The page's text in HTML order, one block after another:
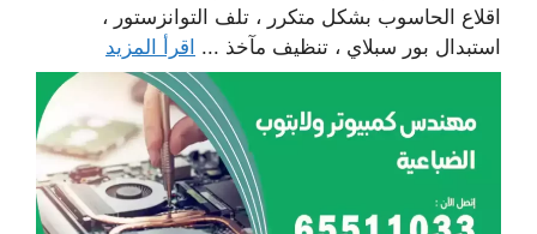
اقلاع الحاسوب بشكل متكرر ، تلف التوانزستور ،
استبدال بور سبلاي ، تنظيف مآخذ ... اقرأ المزيد